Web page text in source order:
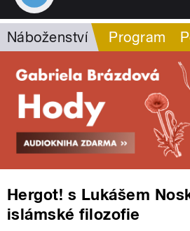
Náboženství Program
Hergot! s Lukášem
islámské filozofie